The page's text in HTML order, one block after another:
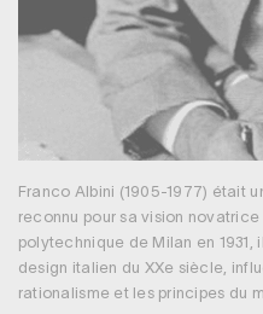
Franco Albini (1905-1977) était
reconnu pour sa vision
polytechnique de Milan en 1931,
design italien du XXe siècle,
rationalisme et les principes du